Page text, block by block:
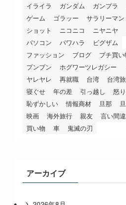
イライラ
ガンダム ガンプラ
ゲーム
ゴラッー
サラリーマン
ショット
ニコニコ ニヤニヤ
パソコン
パワハラ
ビグザム
ファッション
ブログ
プチ買
プンプン
ホグワーツレガシー
ヤレヤレ
再就職 台湾
台湾
寝ぐせ
年の差 引っ越し 怒り
恥ずかしい
情報商材 旦那
映画
海外旅行 親友 言い間
買い物
車 鬼滅の刃
アーカイブ